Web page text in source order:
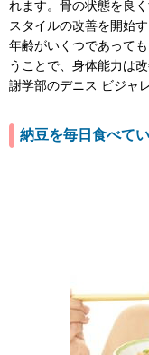
れます。骨の状態を良
スタイルの改善を開始
年齢がいくつであって
うことで、身体能力は
謝学部のデニス ビジャ
納豆を毎日食べて